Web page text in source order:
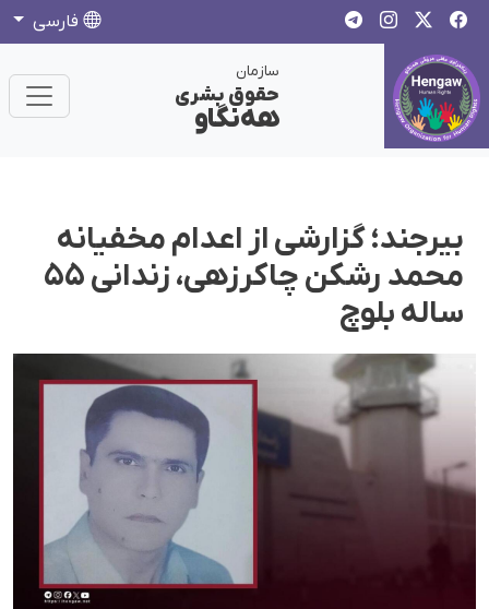
فارسی
سازمان
حقوق بشری
هەنگاو
بیرجند؛ گزارشی از اعدام مخفیانه
محمد رشکن چاکرزهی، زندانی ۵۵
ساله بلوچ